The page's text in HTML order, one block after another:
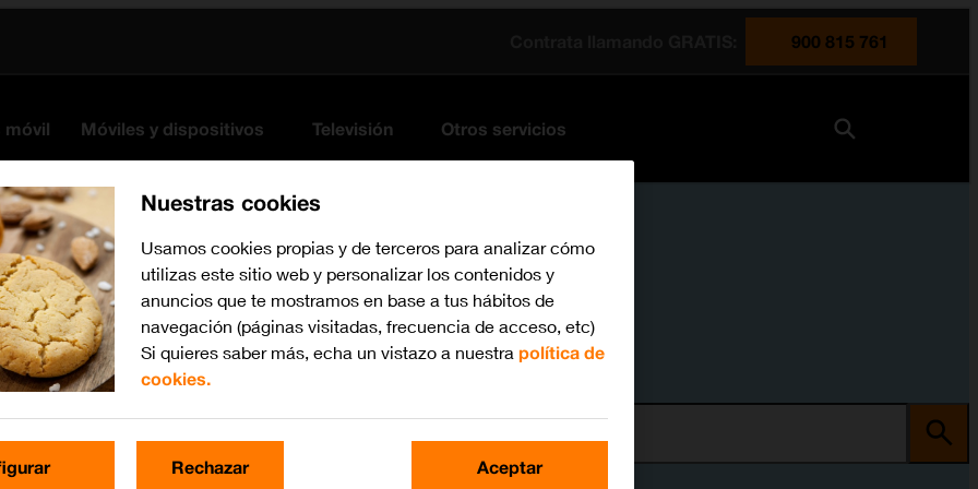
900 815 761
móvil Móviles y dispositivos Televisión Otros servicios
Nuestras cookies
Usamos cookies propias y de terceros para analizar cómo
utilizas este sitio web y personalizar los contenidos y
anuncios que te mostramos en base a tus hábitos de
navegación (páginas visitadas, frecuencia de acceso, etc)
Si quieres saber más, echa un vistazo a nuestra política de
cookies.
Rechazar Aceptar